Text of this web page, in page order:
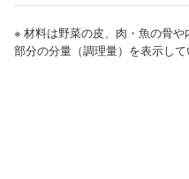
※ 材料は野菜の皮、肉・魚の骨
部分の分量（調理量）を表示して